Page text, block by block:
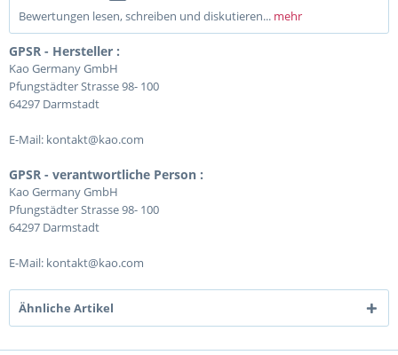
Bewertungen lesen, schreiben und diskutieren... mehr
GPSR - Hersteller :
Kao Germany GmbH
Pfungstädter Strasse 98- 100
64297 Darmstadt
E-Mail: kontakt@kao.com
GPSR - verantwortliche Person :
Kao Germany GmbH
Pfungstädter Strasse 98- 100
64297 Darmstadt
E-Mail: kontakt@kao.com
Ähnliche Artikel